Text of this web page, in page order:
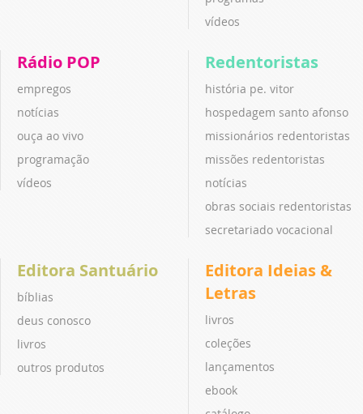
vídeos
Rádio POP
empregos
notícias
ouça ao vivo
programação
vídeos
Redentoristas
história pe. vitor
hospedagem santo afonso
missionários redentoristas
missões redentoristas
notícias
obras sociais redentoristas
secretariado vocacional
Editora Santuário
bíblias
deus conosco
livros
outros produtos
Editora Ideias &
Letras
livros
coleções
lançamentos
ebook